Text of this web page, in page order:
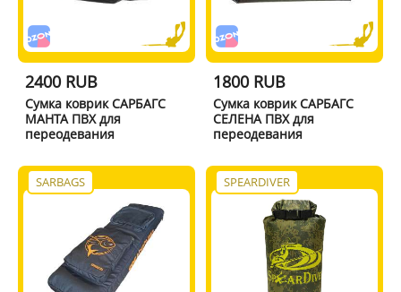
2400 RUB
Сумка коврик САРБАГС
МАНТА ПВХ для
переодевания
1800 RUB
Сумка коврик САРБАГС
СЕЛЕНА ПВХ для
переодевания
SARBAGS SPEARDIVER